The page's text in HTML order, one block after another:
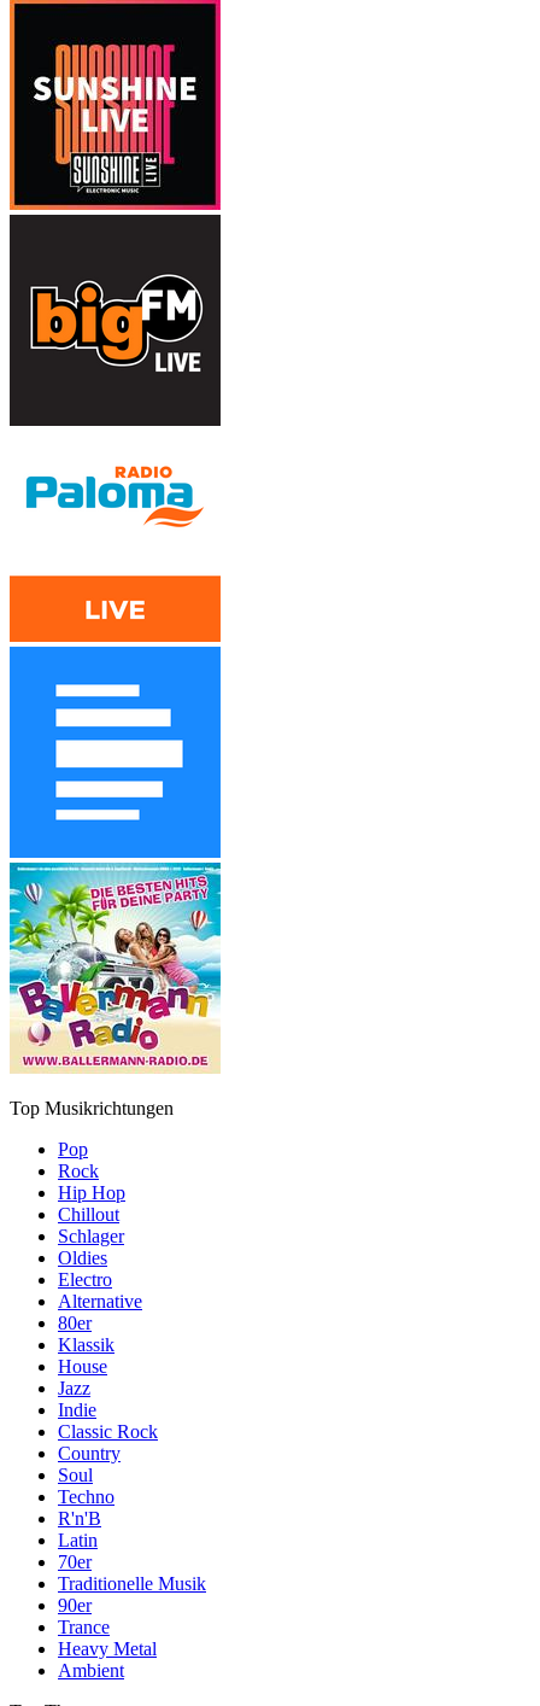
Top Musikrichtungen
Pop
Rock
Hip Hop
Chillout
Schlager
Oldies
Electro
Alternative
80er
Klassik
House
Jazz
Indie
Classic Rock
Country
Soul
Techno
R'n'B
Latin
70er
Traditionelle Musik
90er
Trance
Heavy Metal
Ambient